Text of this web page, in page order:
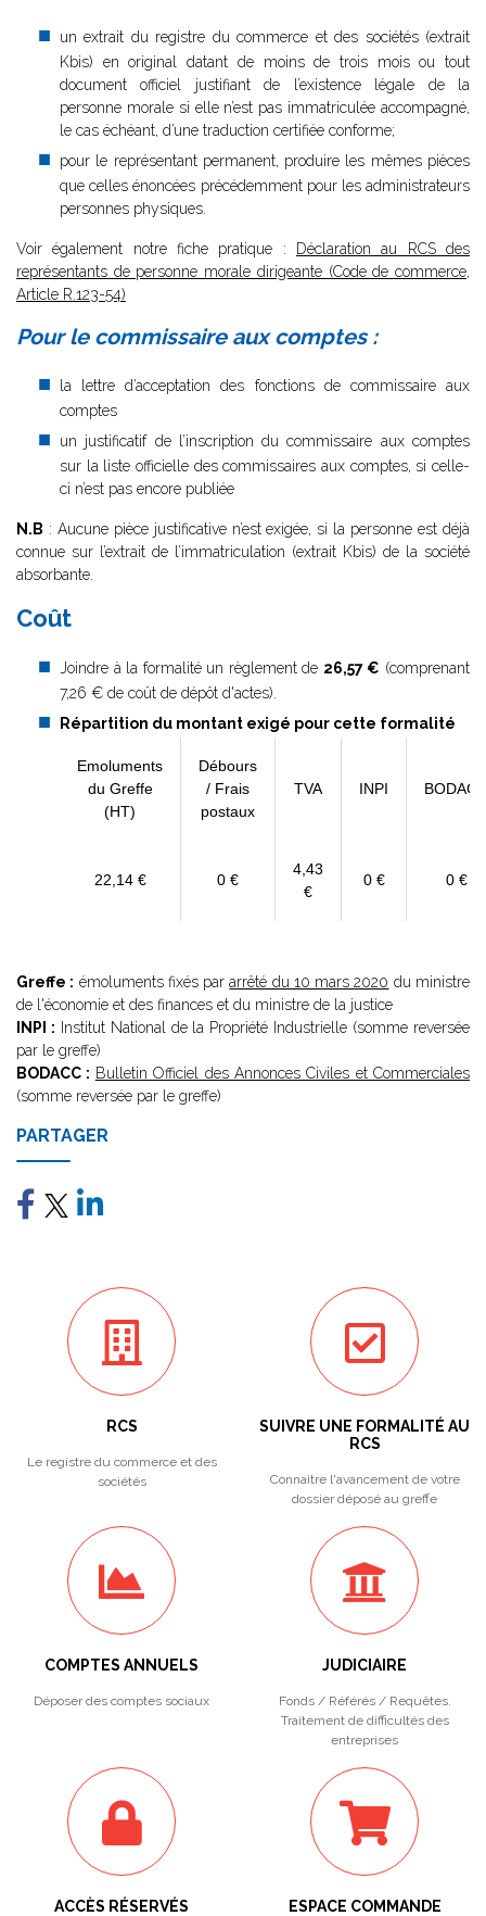
un extrait du registre du commerce et des sociétés (extrait
Kbis) en original datant de moins de trois mois ou tout
document officiel justifiant de l’existence légale de la
personne morale si elle n’est pas immatriculée accompagné,
le cas échéant, d’une traduction certifiée conforme;
pour le représentant permanent, produire les mêmes pièces
que celles énoncées précédemment pour les administrateurs
personnes physiques.
Voir également notre fiche pratique : Déclaration au RCS des
représentants de personne morale dirigeante (Code de commerce,
Article R.123-54)
Pour le commissaire aux comptes :
la lettre d’acceptation des fonctions de commissaire aux
comptes
un justificatif de l’inscription du commissaire aux comptes
sur la liste officielle des commissaires aux comptes, si celle-
ci n’est pas encore publiée
N.B : Aucune pièce justificative n’est exigée, si la personne est déjà
connue sur l’extrait de l’immatriculation (extrait Kbis) de la société
absorbante.
Coût
Joindre à la formalité un règlement de 26,57 € (comprenant
7,26 € de coût de dépôt d'actes).
Répartition du montant exigé pour cette formalité
Emoluments
du Greffe
(HT)
Débours
/ Frais
postaux
TVA INPI
22,14 € 0 €
4,43
€
0 € 0 €
Greffe : émoluments fixés pararrêté du 10 mars 2020 du ministre
de l'économie et des finances et du ministre de la justice
INPI : Institut National de la Propriété Industrielle (somme reversée
par le greffe)
BODACC : Bulletin Officiel des Annonces Civiles et Commerciales
(somme reversée par le greffe)
PARTAGER
RCS
Le registre du commerce et des
sociétés
SUIVRE UNE FORMALITÉ AU
RCS
Connaitre l'avancement de votre
dossier déposé au greffe
COMPTES ANNUELS
Déposer des comptes sociaux
JUDICIAIRE
Fonds / Référés / Requêtes.
Traitement de difficultés des
entreprises
ACCÈS RÉSERVÉS ESPACE COMMANDE